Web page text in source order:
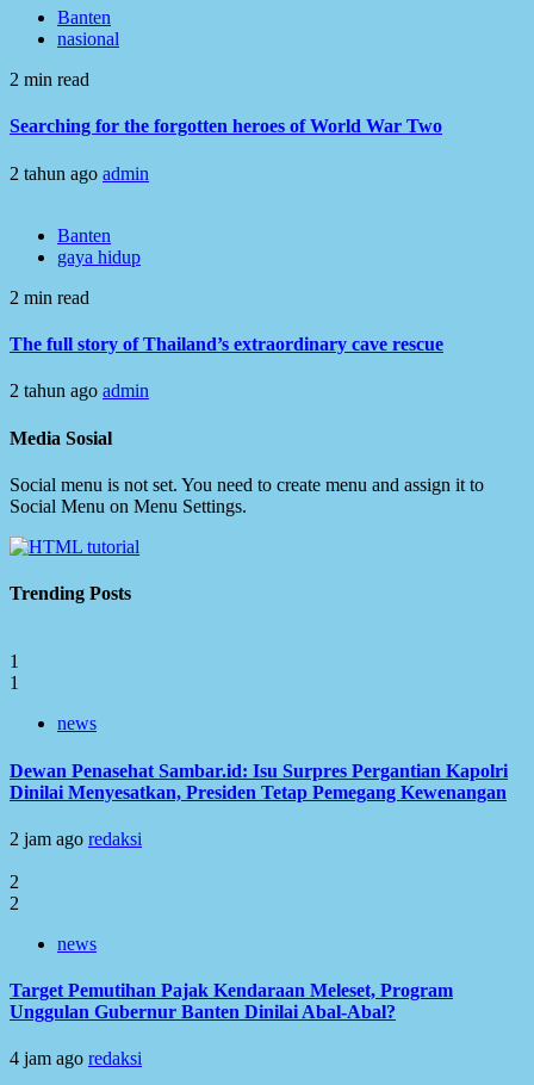
Banten
nasional
2 min read
Searching for the forgotten heroes of World War Two
2 tahun ago admin
Banten
gaya hidup
2 min read
The full story of Thailand’s extraordinary cave rescue
2 tahun ago admin
Media Sosial
Social menu is not set. You need to create menu and assign it to
Social Menu on Menu Settings.
Trending Posts
1
1
news
Dewan Penasehat Sambar.id: Isu Surpres Pergantian Kapolri
Dinilai Menyesatkan, Presiden Tetap Pemegang Kewenangan
2 jam ago redaksi
2
2
news
Target Pemutihan Pajak Kendaraan Meleset, Program
Unggulan Gubernur Banten Dinilai Abal-Abal?
4 jam ago redaksi